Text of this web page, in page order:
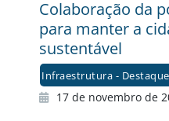
Colaboração da
para manter a
sustentável
Infraestrutura -
17 de novembro de